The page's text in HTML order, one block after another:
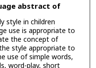
abstract of
style in children
use is appropriate to
the concept of
style appropriate to
use of simple words,
word-play, short